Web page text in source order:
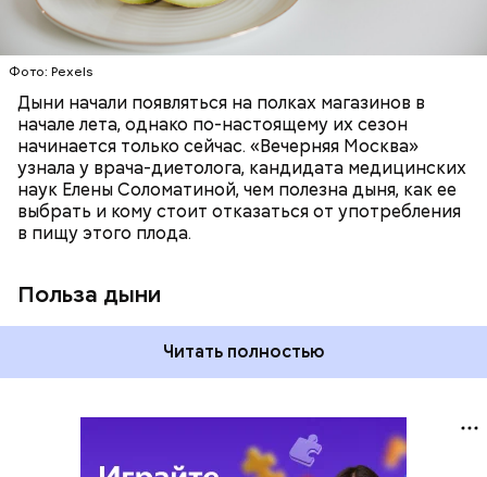
Фото: Pexels
Дыни начали появляться на полках магазинов в
начале лета, однако по-настоящему их сезон
начинается только сейчас. «Вечерняя Москва»
узнала у врача-диетолога, кандидата медицинских
наук Елены Соломатиной, чем полезна дыня, как ее
выбрать и кому стоит отказаться от употребления
в пищу этого плода.
Польза дыни
лютеин и зеаксантин — эти каротиноиды
отлично поддерживают наше зрение;
калий — оказывает мочегонное действие,
поддерживает сердечно-сосудистую
систему и предотвращает скачки давления;
магний — помогает калию и не дает сосудам
спазмироваться.
Читать полностью